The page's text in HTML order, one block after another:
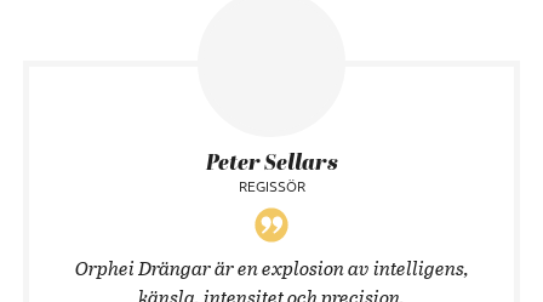
Peter Sellars
REGISSÖR
Orphei Drängar är en explosion av intelligens,